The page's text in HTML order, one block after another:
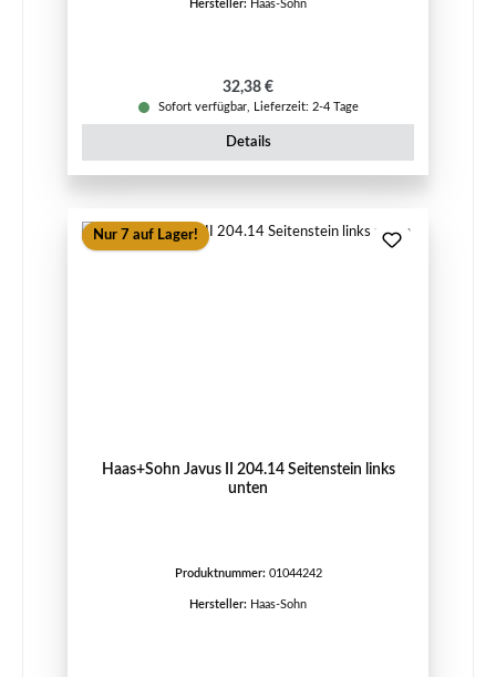
Hersteller: Haas-Sohn
Regulärer Preis:
32,38 €
Sofort verfügbar, Lieferzeit: 2-4 Tage
Details
Nur 7 auf Lager!
Haas+Sohn Javus II 204.14 Seitenstein links
unten
Produktnummer: 01044242
Hersteller: Haas-Sohn